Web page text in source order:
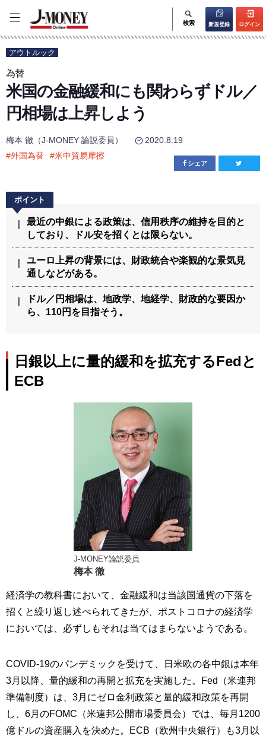
検索 新規登録 ログイン
アウトルック
為替
米国の金融緩和にも関わらずドル／
円相場は上昇しよう
梅本 徹（J-MONEY 論説委員）
2020.8.19
#外国為替 #米中貿易摩擦
シェア
最近の中銀による政策は、信用秩序の維持を目的と
しており、ドル安を招くとは限らない。
ユーロ上昇の背景には、財政統合や楽観的な景気見
通しなどがある。
ドル／円相場は、地政学、地経学、財政的な要因か
ら、110円を目指そう。
日銀以上に量的緩和を拡充するFedと
ECB
J-MONEY論説委員
梅本 徹
経済学の教科書において、金融緩和は当該国通貨の下落を
招くと繰り返し述べられてきたが、ポストコロナの経済学
においては、必ずしもそれは当てはまらないようである。
COVID-19のパンデミックを受けて、日米欧の各中銀は本年
3月以降、量的緩和の再開と拡充を実施した。Fed（米連邦
準備制度）は、3月にゼロ金利政策と量的緩和政策を再開
し、6月のFOMC（米連邦公開市場委員会）では、毎月1200
億ドルの資産購入を決めた。ECB（欧州中央銀行）も3月以